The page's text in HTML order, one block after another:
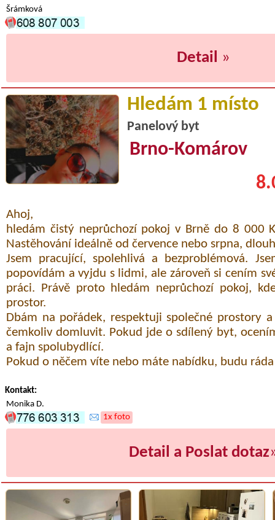
Šrámková
Detail »
Hledám 1 místo
Panelový byt
Brno-Komárov
Ahoj,
hledám čistý neprůchozí pokoj v Brně do 8 000
Nastěhování ideálně od července nebo srpna,
Jsem pracující, spolehlivá a bezproblémová.
popovídám a vyjdu s lidmi, ale zároveň si cením
práci. Právě proto hledám neprůchozí pokoj,
prostor.
Dbám na pořádek, respektuji společné prostory
čemkoliv domluvit. Pokud jde o sdílený byt,
a fajn spolubydlící.
Pokud o něčem víte nebo máte nabídku, budu
Kontakt:
Monika D.
1x foto
Detail a Poslat dotaz